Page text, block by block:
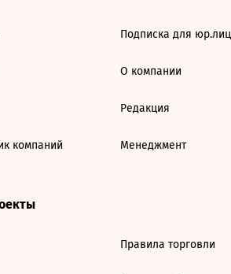
компаний
Подписка для юр.лиц
О компании
Редакция
Менеджмент
Правила торговли